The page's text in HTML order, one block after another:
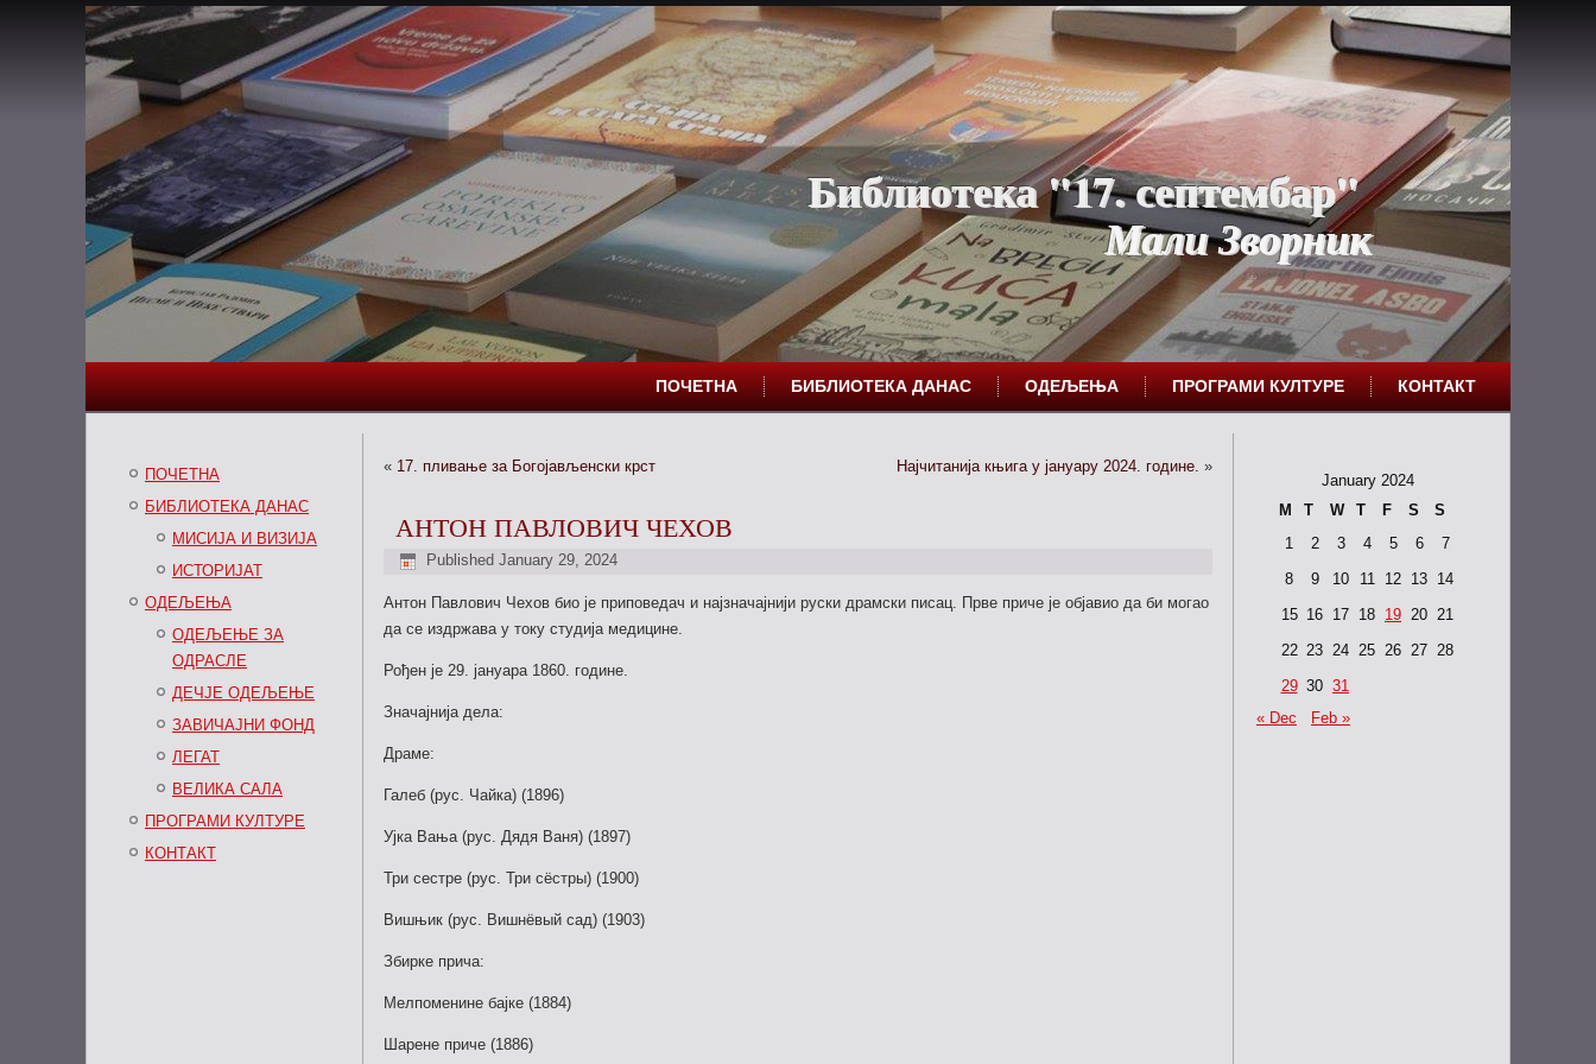
Библиотека "17. септембар"
Мали Зворник
ПОЧЕТНА БИБЛИОТЕКА ДАНАС ОДЕЉЕЊА ПРОГРАМИ КУЛТУРЕ КОНТАКТ
ПОЧЕТНА
БИБЛИОТЕКА ДАНАС
МИСИЈА И ВИЗИЈА
ИСТОРИЈАТ
ОДЕЉЕЊА
ОДЕЉЕЊЕ ЗА
ОДРАСЛЕ
ДЕЧЈЕ ОДЕЉЕЊЕ
ЗАВИЧАЈНИ ФОНД
ЛЕГАТ
ВЕЛИКА САЛА
ПРОГРАМИ КУЛТУРЕ
КОНТАКТ
« 17. пливање за Богојављенски крст Најчитанија књига у јануару 2024. године. »
АНТОН ПАВЛОВИЧ ЧЕХОВ
Published January 29, 2024
Антон Павлович Чехов био је приповедач и најзначајнији руски драмски писац. Прве приче је објавио да би могао
да се издржава у току студија медицине.
Рођен је 29. јануара 1860. године.
Значајнија дела:
Драме:
Галеб (рус. Чайка) (1896)
Ујка Вања (рус. Дядя Ваня) (1897)
Три сестре (рус. Три сёстры) (1900)
Вишњик (рус. Вишнёвый сад) (1903)
Збирке прича:
Мелпоменине бајке (1884)
Шарене приче (1886)
January 2024
M
T W T F S
S
1
2 3 4 5 6
7
8
9 10 11 12 13 14
15 16 17 18 19 20 21
22 23 24 25 26 27 28
29 30 31
« Dec
Feb »